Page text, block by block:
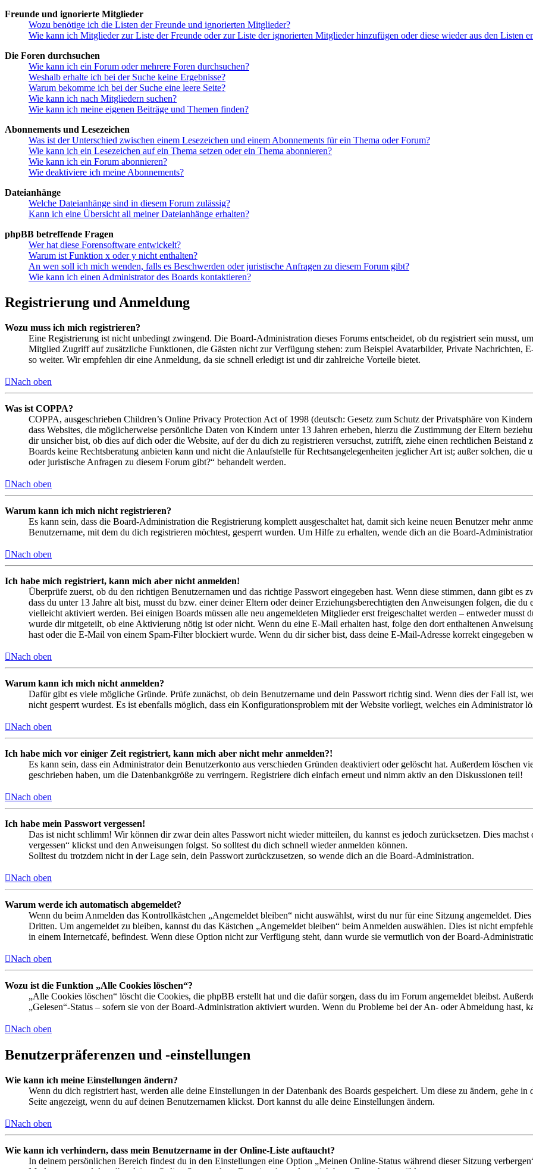
Freunde und ignorierte Mitglieder
Wozu benötige ich die Listen der Freunde und ignorierten Mitglieder?
Wie kann ich Mitglieder zur Liste der Freunde oder zur Liste der ignorierten Mitglieder hinzufügen oder diese wieder aus den Listen
Die Foren durchsuchen
Wie kann ich ein Forum oder mehrere Foren durchsuchen?
Weshalb erhalte ich bei der Suche keine Ergebnisse?
Warum bekomme ich bei der Suche eine leere Seite?
Wie kann ich nach Mitgliedern suchen?
Wie kann ich meine eigenen Beiträge und Themen finden?
Abonnements und Lesezeichen
Was ist der Unterschied zwischen einem Lesezeichen und einem Abonnements für ein Thema oder Forum?
Wie kann ich ein Lesezeichen auf ein Thema setzen oder ein Thema abonnieren?
Wie kann ich ein Forum abonnieren?
Wie deaktiviere ich meine Abonnements?
Dateianhänge
Welche Dateianhänge sind in diesem Forum zulässig?
Kann ich eine Übersicht all meiner Dateianhänge erhalten?
phpBB betreffende Fragen
Wer hat diese Forensoftware entwickelt?
Warum ist Funktion x oder y nicht enthalten?
An wen soll ich mich wenden, falls es Beschwerden oder juristische Anfragen zu diesem Forum gibt?
Wie kann ich einen Administrator des Boards kontaktieren?
Registrierung und Anmeldung
Wozu muss ich mich registrieren?
Eine Registrierung ist nicht unbedingt zwingend. Die Board-Administration dieses Forums entscheidet, ob du registriert sein musst,
Mitglied Zugriff auf zusätzliche Funktionen, die Gästen nicht zur Verfügung stehen: zum Beispiel Avatarbilder, Private Nachrichten,
so weiter. Wir empfehlen dir eine Anmeldung, da sie schnell erledigt ist und dir zahlreiche Vorteile bietet.
Nach oben
Was ist COPPA?
COPPA, ausgeschrieben Children’s Online Privacy Protection Act of 1998 (deutsch: Gesetz zum Schutz der Privatsphäre von
dass Websites, die möglicherweise persönliche Daten von Kindern unter 13 Jahren erheben, hierzu die Zustimmung der Eltern
dir unsicher bist, ob dies auf dich oder die Website, auf der du dich zu registrieren versuchst, zutrifft, ziehe einen rechtlichen
Boards keine Rechtsberatung anbieten kann und nicht die Anlaufstelle für Rechtsangelegenheiten jeglicher Art ist; außer solchen,
oder juristische Anfragen zu diesem Forum gibt?“ behandelt werden.
Nach oben
Warum kann ich mich nicht registrieren?
Es kann sein, dass die Board-Administration die Registrierung komplett ausgeschaltet hat, damit sich keine neuen Benutzer mehr
Benutzername, mit dem du dich registrieren möchtest, gesperrt wurden. Um Hilfe zu erhalten, wende dich an die Board-
Nach oben
Ich habe mich registriert, kann mich aber nicht anmelden!
Überprüfe zuerst, ob du den richtigen Benutzernamen und das richtige Passwort eingegeben hast. Wenn diese stimmen, dann gibt es
dass du unter 13 Jahre alt bist, musst du bzw. einer deiner Eltern oder deiner Erziehungsberechtigten den Anweisungen folgen, die
vielleicht aktiviert werden. Bei einigen Boards müssen alle neu angemeldeten Mitglieder erst freigeschaltet werden – entweder musst
wurde dir mitgeteilt, ob eine Aktivierung nötig ist oder nicht. Wenn du eine E-Mail erhalten hast, folge den dort enthaltenen
hast oder die E-Mail von einem Spam-Filter blockiert wurde. Wenn du dir sicher bist, dass deine E-Mail-Adresse korrekt eingegeben
Nach oben
Warum kann ich mich nicht anmelden?
Dafür gibt es viele mögliche Gründe. Prüfe zunächst, ob dein Benutzername und dein Passwort richtig sind. Wenn dies der Fall ist,
nicht gesperrt wurdest. Es ist ebenfalls möglich, dass ein Konfigurationsproblem mit der Website vorliegt, welches ein Administrator
Nach oben
Ich habe mich vor einiger Zeit registriert, kann mich aber nicht mehr anmelden?!
Es kann sein, dass ein Administrator dein Benutzerkonto aus verschieden Gründen deaktiviert oder gelöscht hat. Außerdem löschen
geschrieben haben, um die Datenbankgröße zu verringern. Registriere dich einfach erneut und nimm aktiv an den Diskussionen teil!
Nach oben
Ich habe mein Passwort vergessen!
Das ist nicht schlimm! Wir können dir zwar dein altes Passwort nicht wieder mitteilen, du kannst es jedoch zurücksetzen. Dies
vergessen“ klickst und den Anweisungen folgst. So solltest du dich schnell wieder anmelden können.
Solltest du trotzdem nicht in der Lage sein, dein Passwort zurückzusetzen, so wende dich an die Board-Administration.
Nach oben
Warum werde ich automatisch abgemeldet?
Wenn du beim Anmelden das Kontrollkästchen „Angemeldet bleiben“ nicht auswählst, wirst du nur für eine Sitzung angemeldet.
Dritten. Um angemeldet zu bleiben, kannst du das Kästchen „Angemeldet bleiben“ beim Anmelden auswählen. Dies ist nicht
in einem Internetcafé, befindest. Wenn diese Option nicht zur Verfügung steht, dann wurde sie vermutlich von der Board-
Nach oben
Wozu ist die Funktion „Alle Cookies löschen“?
„Alle Cookies löschen“ löscht die Cookies, die phpBB erstellt hat und die dafür sorgen, dass du im Forum angemeldet bleibst.
„Gelesen“-Status – sofern sie von der Board-Administration aktiviert wurden. Wenn du Probleme bei der An- oder Abmeldung hast,
Nach oben
Benutzerpräferenzen und -einstellungen
Wie kann ich meine Einstellungen ändern?
Wenn du dich registriert hast, werden alle deine Einstellungen in der Datenbank des Boards gespeichert. Um diese zu ändern, gehe
Seite angezeigt, wenn du auf deinen Benutzernamen klickst. Dort kannst du alle deine Einstellungen ändern.
Nach oben
Wie kann ich verhindern, dass mein Benutzername in der Online-Liste auftaucht?
In deinem persönlichen Bereich findest du in den Einstellungen eine Option „Meinen Online-Status während dieser Sitzung